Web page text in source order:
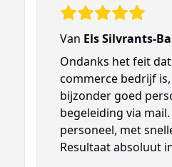
Van Els Silvrants-
Ondanks het feit
commerce bedrijf
bijzonder goed
begeleiding via
personeel, met
Resultaat absoluut